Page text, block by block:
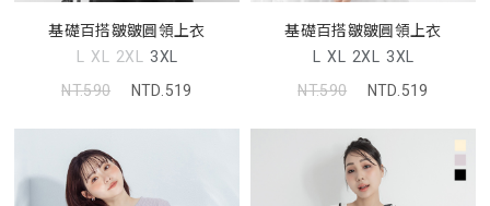
基礎百搭皺皺圓領上衣
L XL 2XL 3XL
NT.590
NTD.519
基礎百搭皺皺圓領上衣
L XL 2XL 3XL
NT.590
NTD.519